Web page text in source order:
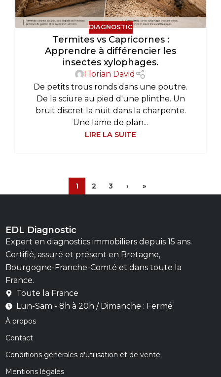
DIAGNOSTIC
Termites vs Capricornes :
Apprendre à différencier les
insectes xylophages.
Florian David
De petits trous ronds dans une poutre.
De la sciure au pied d'une plinthe. Un
bruit discret la nuit dans la charpente.
Une lame de plan...
LIRE LA SUITE
1 2 3 › »
EDL Diagnostic
Expert en diagnostics immobiliers depuis 15 ans.
Certifié, assuré et présent en Bretagne,
Bourgogne-Franche-Comté et dans toute la
France.
Toute la France
Lun-Sam - 8h à 20h / Dimanche : Fermé
À propos
Contact
Conditions générales d'utilisation et de vente
Mentions légales